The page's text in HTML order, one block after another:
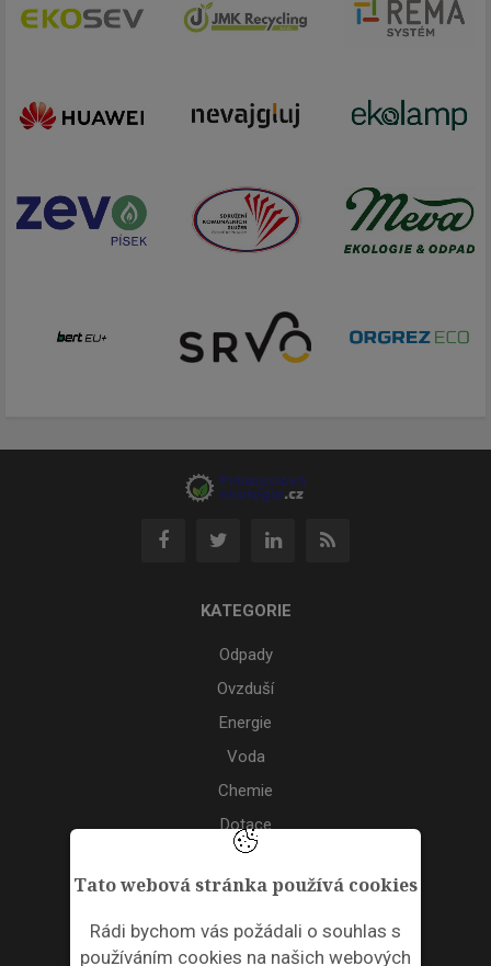
Tato webová stránka používá cookies
Rádi bychom vás požádali o souhlas s
používáním cookies na našich webových
KATEGORIE
Odpady
Ovzduší
Energie
Voda
Chemie
Dotace
Akce
ODPADNÍ PLASTY